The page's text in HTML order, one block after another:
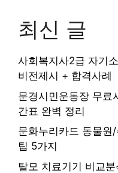
최신 글
사회복지사2급 자기
비전제시 + 합격사례
문경시민운동장 무료
간표 완벽 정리
문화누리카드 동물원
팁 5가지
탈모 치료기기 비교